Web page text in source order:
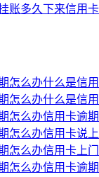
账多久下来信用
怎么办什么是信
怎么办什么是信
怎么办信用卡逾
怎么办信用卡说
怎么办信用卡上
怎么办信用卡逾